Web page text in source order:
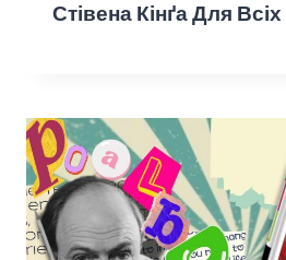
Стівена Кінґа Для